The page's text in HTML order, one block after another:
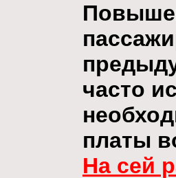
часто
платы
На сей